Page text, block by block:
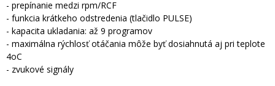
- prepínanie medzi rpm/RCF
- funkcia krátkeho odstredenia (tlačidlo PULSE)
- kapacita ukladania: až 9 programov
- maximálna rýchlosť otáčania môže byť dosiahnutá aj pri teplote
4oC
- zvukové signály